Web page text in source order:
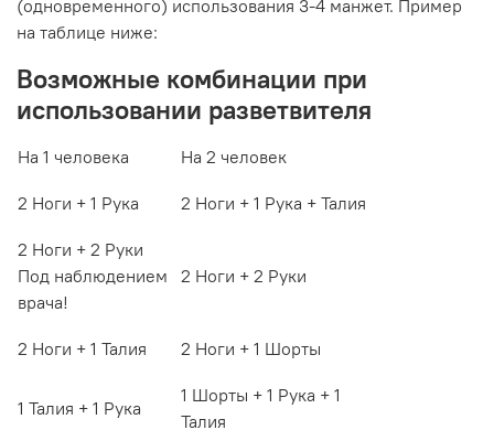
(одновременного) использования 3-4 манжет. Пример
на таблице ниже:
Возможные комбинации при
использовании разветвителя
На 1 человека На 2 человек
2 Ноги + 1 Рука 2 Ноги + 1 Рука + Талия
2 Ноги + 2 Руки
Под наблюдением
врача!
2 Ноги + 2 Руки
2 Ноги + 1 Талия 2 Ноги + 1 Шорты
1 Талия + 1 Рука
1 Шорты + 1 Рука + 1
Талия